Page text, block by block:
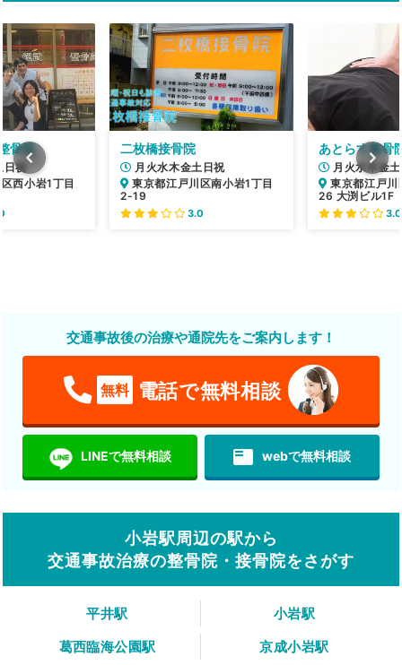
二枚橋接骨院
月火水木金土日祝
東京都江戸川区南小岩1丁目
2-19
3.0
あとらす整骨
月火水木金
東京都江戸
26 大渕ビル1F
3.0
骨院
祝
西小岩1丁目
交通事故後の治療や通院先をご案内します！
無料 電話で無料相談
LINEで無料相談 featured_play_list webで無料相談
小岩駅周辺の駅から
交通事故治療の整骨院・接骨院をさがす
平井駅
小岩駅
葛西臨海公園駅
京成小岩駅